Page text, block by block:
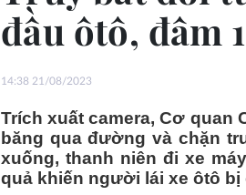
đầu ôtô, đâm
14:38 21/08/2023
Trích xuất camera, Cơ quan
băng qua đường và chặn
xuống, thanh niên đi xe
quả khiến người lái xe ôtô bị